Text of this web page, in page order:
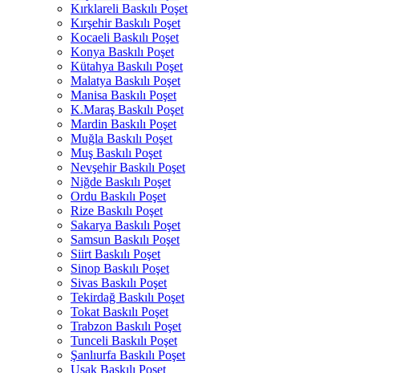
Kırklareli Baskılı Poşet
Kırşehir Baskılı Poşet
Kocaeli Baskılı Poşet
Konya Baskılı Poşet
Kütahya Baskılı Poşet
Malatya Baskılı Poşet
Manisa Baskılı Poşet
K.Maraş Baskılı Poşet
Mardin Baskılı Poşet
Muğla Baskılı Poşet
Muş Baskılı Poşet
Nevşehir Baskılı Poşet
Niğde Baskılı Poşet
Ordu Baskılı Poşet
Rize Baskılı Poşet
Sakarya Baskılı Poşet
Samsun Baskılı Poşet
Siirt Baskılı Poşet
Sinop Baskılı Poşet
Sivas Baskılı Poşet
Tekirdağ Baskılı Poşet
Tokat Baskılı Poşet
Trabzon Baskılı Poşet
Tunceli Baskılı Poşet
Şanlıurfa Baskılı Poşet
Uşak Baskılı Poşet